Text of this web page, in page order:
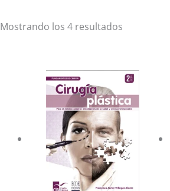
Mostrando los 4 resultados